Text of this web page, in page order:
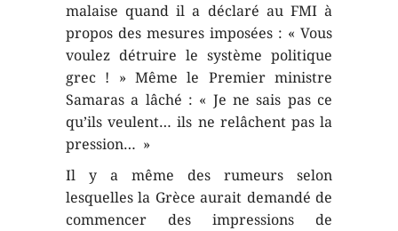
malaise quand il a déclaré au FMI à
propos des mesures imposées : « Vous
voulez détruire le système politique
grec ! » Même le Premier ministre
Samaras a lâché : « Je ne sais pas ce
qu’ils veulent… ils ne relâchent pas la
pression… »
Il y a même des rumeurs selon
lesquelles la Grèce aurait demandé de
commencer des impressions de